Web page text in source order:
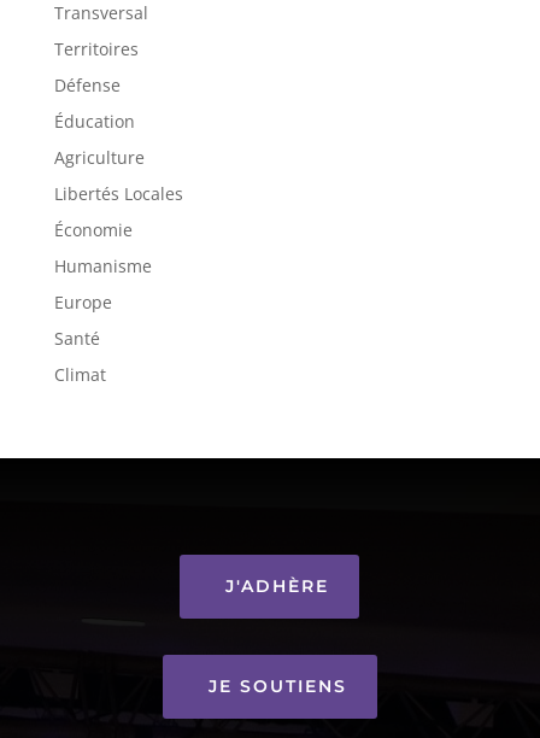
Transversal
Territoires
Défense
Éducation
Agriculture
Libertés Locales
Économie
Humanisme
Europe
Santé
Climat
J'ADHÈRE
JE SOUTIENS